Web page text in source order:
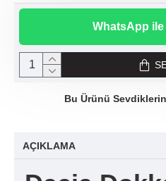
WhatsApp ile
Bu Ürünü
AÇIKLAMA